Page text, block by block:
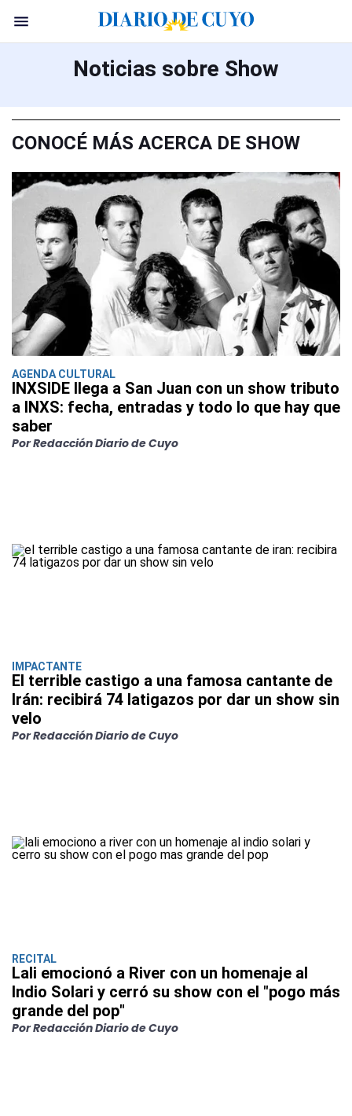
Noticias sobre Show
CONOCÉ MÁS ACERCA DE SHOW
AGENDA CULTURAL
INXSIDE llega a San Juan con un show tributo
a INXS: fecha, entradas y todo lo que hay que
saber
Por Redacción Diario de Cuyo
IMPACTANTE
El terrible castigo a una famosa cantante de
Irán: recibirá 74 latigazos por dar un show sin
velo
Por Redacción Diario de Cuyo
RECITAL
Lali emocionó a River con un homenaje al
Indio Solari y cerró su show con el "pogo más
grande del pop"
Por Redacción Diario de Cuyo